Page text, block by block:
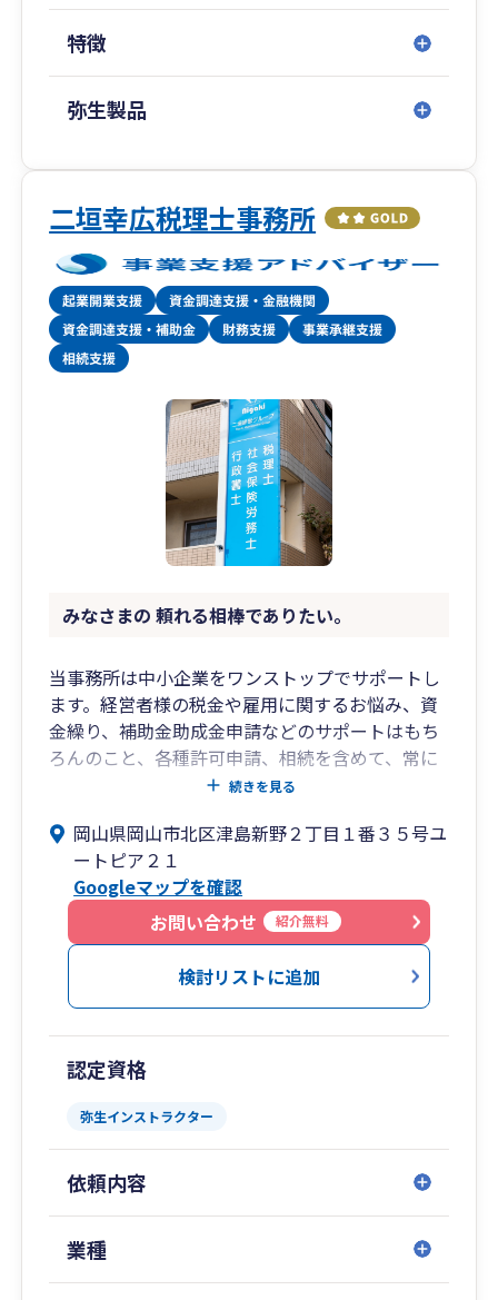
特徴
弥生製品
二垣幸広税理士事務所
みなさまの 頼れる相棒でありたい。
当事務所は中小企業をワンストップでサポートし
ます。経営者様の税金や雇用に関するお悩み、資
金繰り、補助金助成金申請などのサポートはもち
ろんのこと、各種許可申請、相続を含めて、常に
最新の情報をキャッチし最適な方法でサポートし
資金調達や事業計画書作成も迅速にサポートして
おります。
「中小企業のベストパートナー」として、経営者
様にとことん向き合い、互いに切磋琢磨し、成長
していくことが私の理想であります。「企業は社
会の公器」という松下幸之助氏（現Panasonic創
業者）の言葉があります。私腹を肥やすのではな
ります。生まれ育った岡山から日本全国を元気に
していきます！
続きを見る
岡山県岡山市北区津島新野２丁目１番３５号ユ
ートピア２１
Googleマップを確認
お問い合わせ
紹介無料
検討リストに追加
認定資格
弥生インストラクター
依頼内容
業種